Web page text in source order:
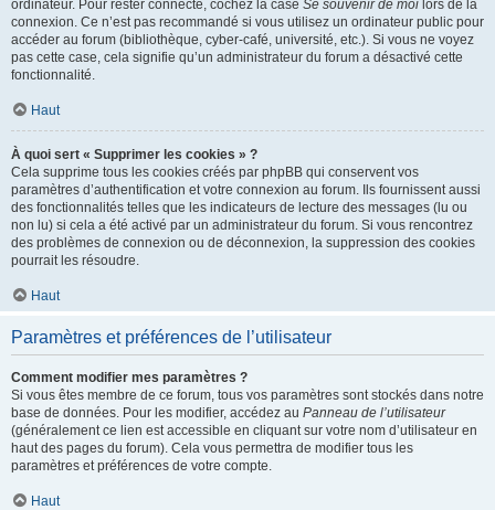
ordinateur. Pour rester connecté, cochez la case Se souvenir de moi lors de la
connexion. Ce n’est pas recommandé si vous utilisez un ordinateur public pour
accéder au forum (bibliothèque, cyber-café, université, etc.). Si vous ne voyez
pas cette case, cela signifie qu’un administrateur du forum a désactivé cette
fonctionnalité.
Haut
À quoi sert « Supprimer les cookies » ?
Cela supprime tous les cookies créés par phpBB qui conservent vos
paramètres d’authentification et votre connexion au forum. Ils fournissent aussi
des fonctionnalités telles que les indicateurs de lecture des messages (lu ou
non lu) si cela a été activé par un administrateur du forum. Si vous rencontrez
des problèmes de connexion ou de déconnexion, la suppression des cookies
pourrait les résoudre.
Haut
Paramètres et préférences de l’utilisateur
Comment modifier mes paramètres ?
Si vous êtes membre de ce forum, tous vos paramètres sont stockés dans notre
base de données. Pour les modifier, accédez au Panneau de l’utilisateur
(généralement ce lien est accessible en cliquant sur votre nom d’utilisateur en
haut des pages du forum). Cela vous permettra de modifier tous les
paramètres et préférences de votre compte.
Haut